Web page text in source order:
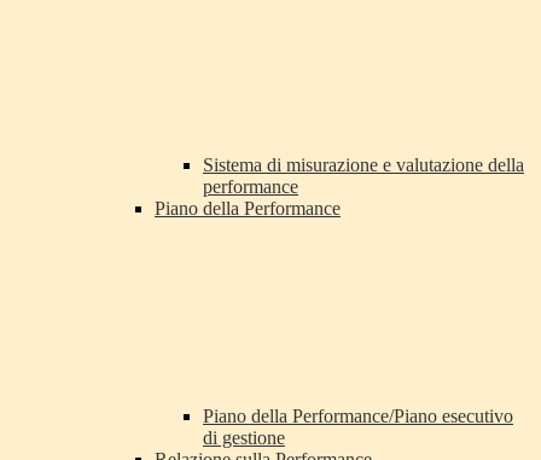
Sistema di misurazione e valutazione della
performance
Piano della Performance
Piano della Performance/Piano esecutivo
di gestione